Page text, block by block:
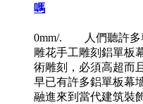
嗎
0mm/. 人們聽許多
雕花手工雕刻鋁單板
術雕刻，必須高超而
早已有許多鋁單板幕
融進來到當代建筑裝